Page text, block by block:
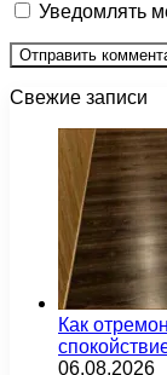
Уведомлять
Свежие записи
Как
06.08.2026